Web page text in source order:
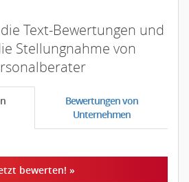
Text-Bewertungen und
Stellungnahme von
Bewertungen von
Unternehmen
bewerten! »